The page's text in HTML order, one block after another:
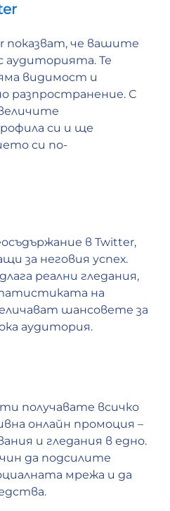
показват, че вашите
аудиторията. Те
видимост и
разпространение. С
си и ще
си по-
в Twitter,
за неговия успех.
реални гледания,
на
шансовете за
аудитория.
получавате всичко
онлайн промоция –
и гледания в едно.
да подсилите
мрежа и да